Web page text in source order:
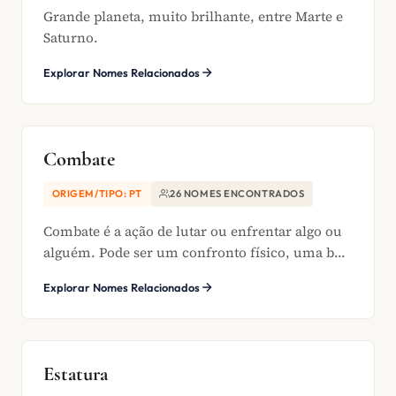
Grande planeta, muito brilhante, entre Marte e
Saturno.
Explorar Nomes Relacionados
Combate
ORIGEM/TIPO: PT 26 NOMES ENCONTRADOS
Combate é a ação de lutar ou enfrentar algo ou
alguém. Pode ser um confronto físico, uma b...
Explorar Nomes Relacionados
Estatura